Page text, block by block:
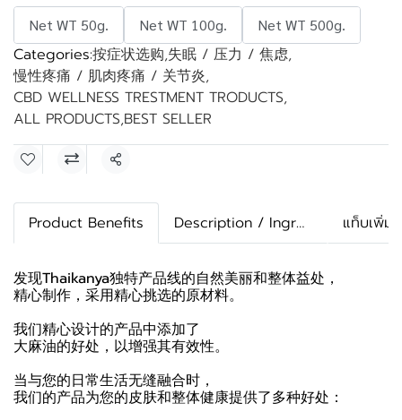
Net WT 50g. Net WT 100g. Net WT 500g.
Categories:按症状选购,失眠 / 压力 / 焦虑,
慢性疼痛 / 肌肉疼痛 / 关节炎,
CBD WELLNESS TRESTMENT TRODUCTS,
ALL PRODUCTS,BEST SELLER
Share
Product Benefits Description / Ingredients แท็บเพิ่ม
发现Thaikanya独特产品线的自然美丽和整体益处，
精心制作，采用精心挑选的原材料。
我们精心设计的产品中添加了
大麻油的好处，以增强其有效性。
当与您的日常生活无缝融合时，
我们的产品为您的皮肤和整体健康提供了多种好处：